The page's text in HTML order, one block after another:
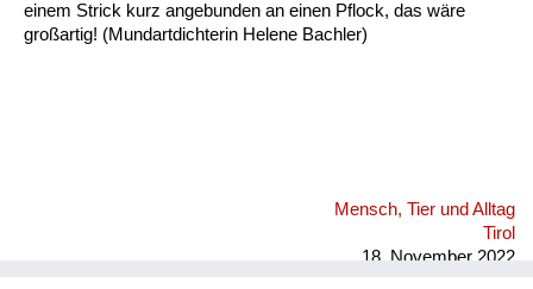
Schmankerln und
einem Strick kurz angebunden an einen Pflock, das wäre
großartig! (Mundartdichterin Helene Bachler)
Mensch, Tier und Alltag
Tirol
18. November 2022